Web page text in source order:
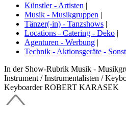
Künstler - Artisten |
Musik - Musikgruppen |
Tänzer(-in) - Tanzshows |
Locations - Catering - Deko |
Agenturen - Werbung |
Technik - Aktionsgeräte -
In der Show-Rubrik Musik -
Instrument / Instrumentalisten /
Keyboarder ROBERT KARASEK